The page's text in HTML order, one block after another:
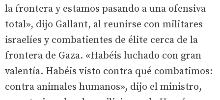
la frontera y estamos pasando a una ofensiva
total», dijo Gallant, al reunirse con militares
israelíes y combatientes de élite cerca de la
frontera de Gaza. «Habéis luchado con gran
valentía. Habéis visto contra qué combatimos:
contra animales humanos», dijo el ministro,